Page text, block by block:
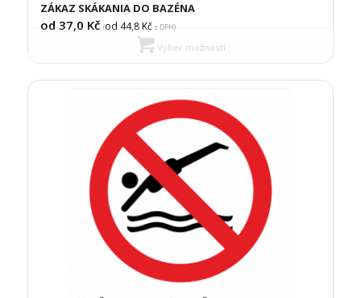
ZÁKAZ SKÁKANIA DO BAZÉNA
od 37,0 Kč (od 44,8Kčs DPH)
Výber možností